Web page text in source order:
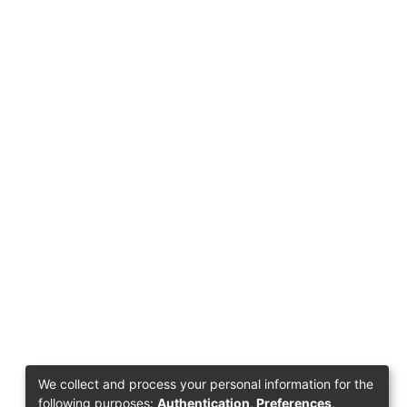
We collect and process your personal information for the
following purposes: Authentication, Preferences,